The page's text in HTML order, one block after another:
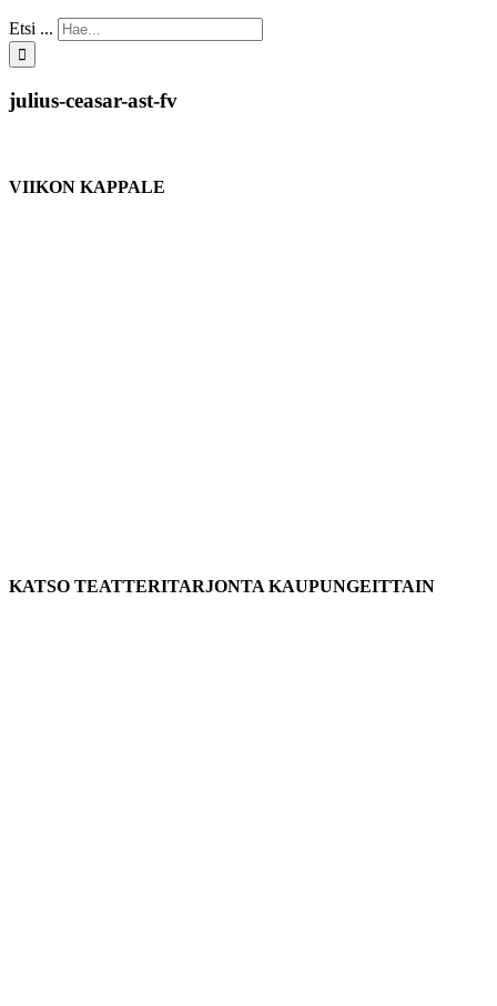
Etsi ...
julius-ceasar-ast-fv
VIIKON KAPPALE
KATSO TEATTERITARJONTA KAUPUNGEITTAIN